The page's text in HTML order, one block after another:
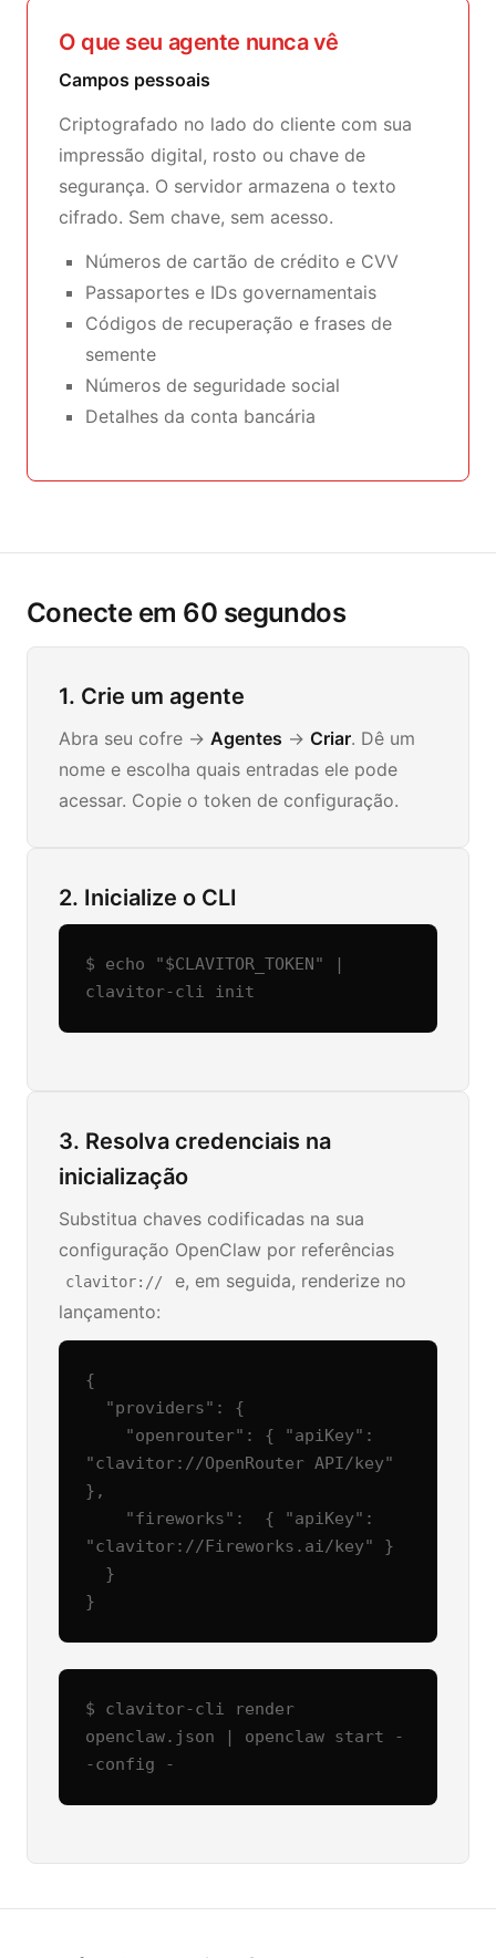
O que seu agente nunca vê
Campos pessoais
Criptografado no lado do cliente com sua
impressão digital, rosto ou chave de
segurança. O servidor armazena o texto
cifrado. Sem chave, sem acesso.
Números de cartão de crédito e CVV
Passaportes e IDs governamentais
Códigos de recuperação e frases de
semente
Números de seguridade social
Detalhes da conta bancária
Conecte em 60 segundos
1. Crie um agente
Abra seu cofre -> Agentes -> Criar. Dê um
nome e escolha quais entradas ele pode
acessar. Copie o token de configuração.
2. Inicialize o CLI
$ echo "$CLAVITOR_TOKEN" |
clavitor-cli init
3. Resolva credenciais na
inicialização
Substitua chaves codificadas na sua
configuração OpenClaw por referências
clavitor://
e, em seguida, renderize no
lançamento:
{
"clavitor://OpenRouter API/key"
},
"clavitor://Fireworks.ai/key" }
}
$ clavitor-cli render
openclaw.json | openclaw start -
-config -